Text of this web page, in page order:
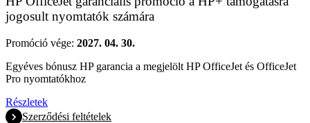
jogosult nyomtatók számára
Promóció vége: 2027. 04. 30.
Egyéves bónusz HP garancia a megjelölt HP OfficeJet és OfficeJet
Pro nyomtatókhoz
Részletek
Szerződési feltételek